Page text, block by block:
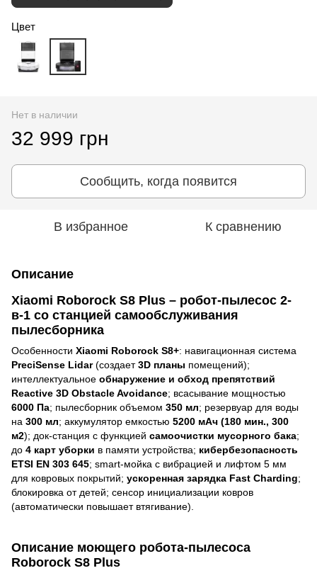
Цвет
Нет в наличии
32 999 грн
Сообщить, когда появится
В избранное К сравнению
Описание
Xiaomi Roborock S8 Plus – робот-пылесос 2-
в-1 со станцией самообслуживания
пылесборника
Особенности Xiaomi Roborock S8+: навигационная система
PreciSense Lidar(создает3D планы помещений);
интеллектуальное обнаружение и обход препятствий
Reactive 3D Obstacle Avoidance; всасывание мощностью
6000 Па; пылесборник объемом 350 мл; резервуар для воды
на 300 мл; аккумулятор емкостью 5200 мАч (180 мин., 300
м2); док-станция с функцией самоочистки мусорного бака;
до 4 карт уборки в памяти устройства; кибербезопасность
ETSI EN 303 645; smart-мойка с вибрацией и лифтом 5 мм
для ковровых покрытий; ускоренная зарядка Fast Charding;
блокировка от детей; сенсор инициализации ковров
(автоматически повышает втягивание).
Описание моющего робота-пылесоса
Roborock S8 Plus